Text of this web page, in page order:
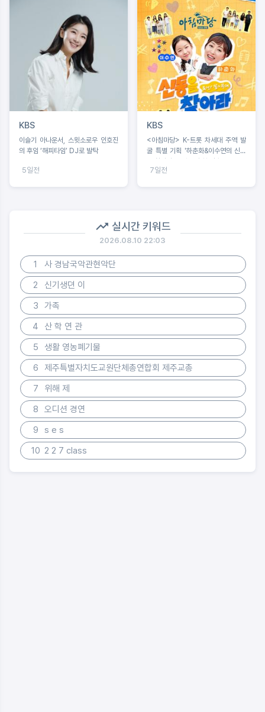
KBS
이슬기 아나운서, 스윗소로우 인호진
의 후임 ‘해피타임’ DJ로 발탁
5일전
KBS
<아침마당> K-트롯 차세대 주역 발
굴 특별 기획 '하춘화&이수연의 신동
7일전
실시간 키워드
2026.08.10 22:03
1
사 경남국악관현악단
2
신기생뎐 이
3
가족
4
산 학 연 관
5
생활 영농폐기물
6
제주특별자치도교원단체총연합회 제주교총
7
위해 제
8
오디션 경연
9
s e s
10 2 2 7 class